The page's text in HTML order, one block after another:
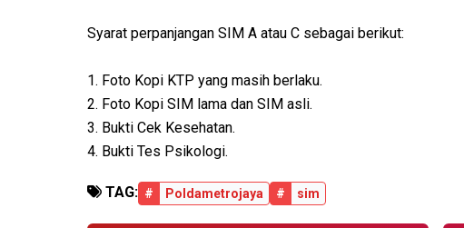
Syarat perpanjangan SIM A atau C sebagai berikut:
1. Foto Kopi KTP yang masih berlaku.
2. Foto Kopi SIM lama dan SIM asli.
3. Bukti Cek Kesehatan.
4. Bukti Tes Psikologi.
TAG: # Poldametrojaya # sim